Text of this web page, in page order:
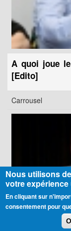
A quoi joue
[Edito]
Carrousel
Nous utilisons
votre
En cliquant sur
consentement pour